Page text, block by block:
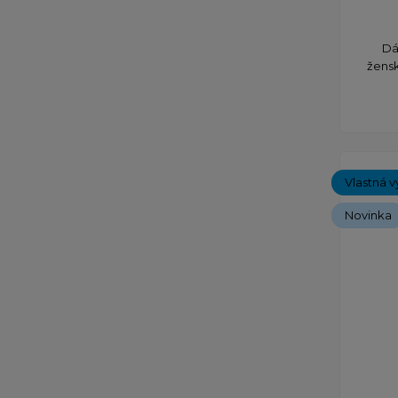
Vlastná
Novinka